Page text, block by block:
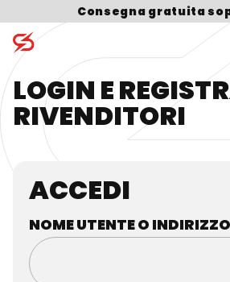
Skip to content
Consegna gratuita
LOGIN E
RIVENDITORI
ACCEDI
NOME UTENTE O
Search for: